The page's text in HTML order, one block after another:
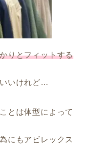
りとフィットする
いけれど…
とは体型によって
にもアビレックス